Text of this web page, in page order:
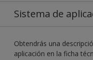
Sistema de
Obtendrás una
aplicación en la ficha